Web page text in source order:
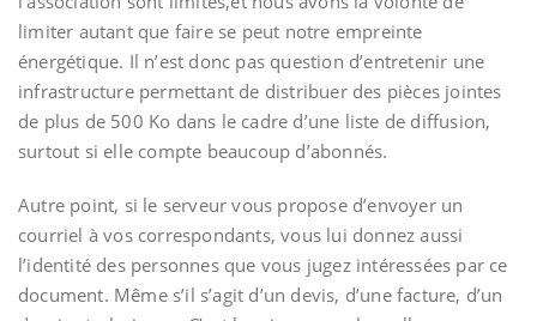
limiter autant que faire se peut notre empreinte
énergétique. Il n’est donc pas question d’entretenir une
infrastructure permettant de distribuer des pièces jointes
de plus de 500 Ko dans le cadre d’une liste de diffusion,
surtout si elle compte beaucoup d’abonnés.
Autre point, si le serveur vous propose d’envoyer un
courriel à vos correspondants, vous lui donnez aussi
l’identité des personnes que vous jugez intéressées par ce
document. Même s’il s’agit d’un devis, d’une facture, d’un